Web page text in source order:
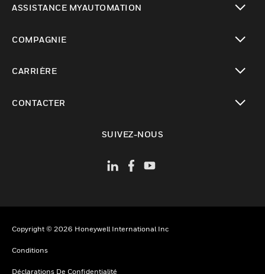
ASSISTANCE MYAUTOMATION
COMPAGNIE
CARRIÈRE
CONTACTER
SUIVEZ-NOUS
Copyright © 2026 Honeywell International Inc
Conditions
Déclarations De Confidentialité